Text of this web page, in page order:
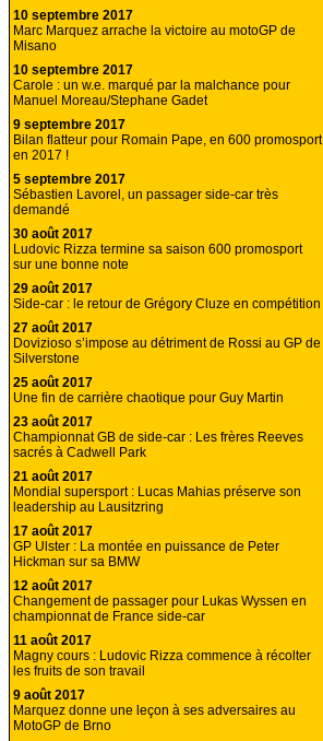
10 septembre 2017
Marc Marquez arrache la victoire au motoGP de
Misano
10 septembre 2017
Carole : un w.e. marqué par la malchance pour
Manuel Moreau/Stephane Gadet
9 septembre 2017
Bilan flatteur pour Romain Pape, en 600 promosport
en 2017 !
5 septembre 2017
Sébastien Lavorel, un passager side-car très
demandé
30 août 2017
Ludovic Rizza termine sa saison 600 promosport
sur une bonne note
29 août 2017
Side-car : le retour de Grégory Cluze en compétition
27 août 2017
Dovizioso s’impose au détriment de Rossi au GP de
Silverstone
25 août 2017
Une fin de carrière chaotique pour Guy Martin
23 août 2017
Championnat GB de side-car : Les frères Reeves
sacrés à Cadwell Park
21 août 2017
Mondial supersport : Lucas Mahias préserve son
leadership au Lausitzring
17 août 2017
GP Ulster : La montée en puissance de Peter
Hickman sur sa BMW
12 août 2017
Changement de passager pour Lukas Wyssen en
championnat de France side-car
11 août 2017
Magny cours : Ludovic Rizza commence à récolter
les fruits de son travail
9 août 2017
Marquez donne une leçon à ses adversaires au
MotoGP de Brno